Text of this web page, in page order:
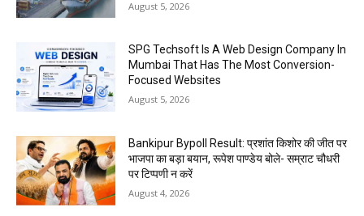
August 5, 2026
SPG Techsoft Is A Web Design Company In
Mumbai That Has The Most Conversion-
Focused Websites
August 5, 2026
Bankipur Bypoll Result: प्रशांत किशोर की जीत पर
भाजपा का बड़ा बयान, रूपेश पाण्डेय बोले- सम्राट चौधरी
पर टिप्पणी न करें
August 4, 2026